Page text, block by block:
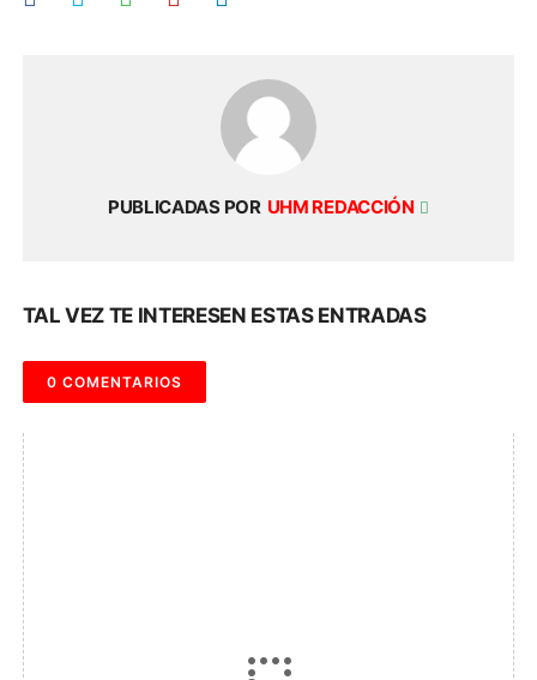
PUBLICADAS POR UHM REDACCIÓN
TAL VEZ TE INTERESEN ESTAS ENTRADAS
0 COMENTARIOS